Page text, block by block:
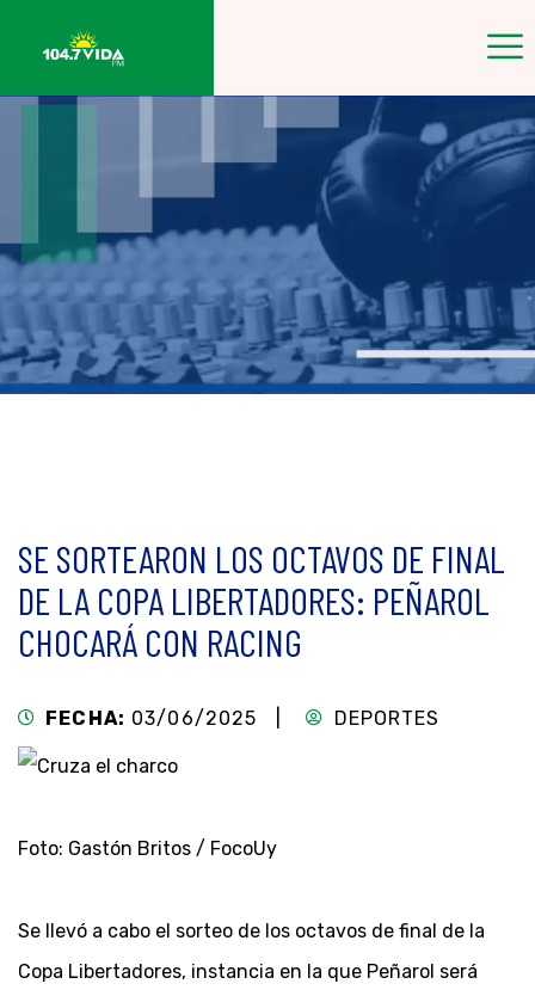
SE SORTEARON LOS OCTAVOS DE FINAL
DE LA COPA LIBERTADORES: PEÑAROL
CHOCARÁ CON RACING
FECHA: 03/06/2025 | DEPORTES
Foto: Gastón Britos / FocoUy
Se llevó a cabo el sorteo de los octavos de final de la
Copa Libertadores, instancia en la que Peñarol será